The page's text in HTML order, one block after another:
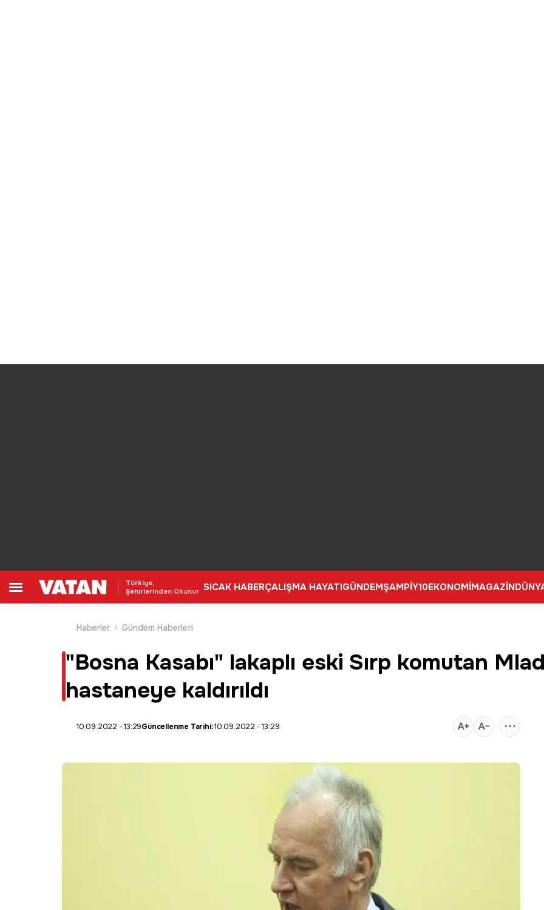
Türkiye,
Şehirlerinden Okunur SICAK HABERÇALIŞMA HAYATIGÜNDEMŞAMPİY10EKONOMİMAGAZİN
Haberler
Gündem Haberleri
"Bosna Kasabı" lakaplı eski Sırp komutan
hastaneye kaldırıldı
10.09.2022 - 13:29Güncellenme Tarihi:10.09.2022 - 13:29